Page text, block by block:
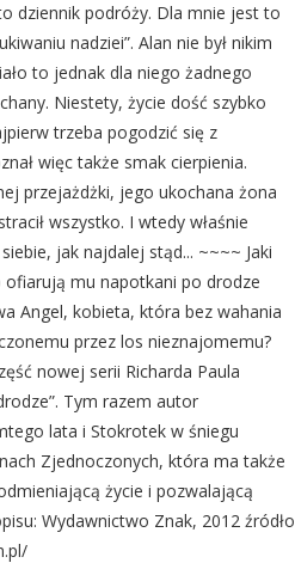
dziennik podróży. Dla mnie jest to
nadziei”. Alan nie był nikim
to jednak dla niego żadnego
Niestety, życie dość szybko
trzeba pogodzić się z
więc także smak cierpienia.
przejażdżki, jego ukochana żona
wszystko. I wtedy właśnie
jak najdalej stąd... ~~~~ Jaki
mu napotkani po drodze
Angel, kobieta, która bez wahania
przez los nieznajomemu?
nowej serii Richarda Paula
Tym razem autor
lata i Stokrotek w śniegu
Zjednoczonych, która ma także
życie i pozwalającą
Wydawnictwo Znak, 2012 źródło